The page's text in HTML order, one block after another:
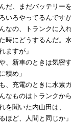
んだ、まだバッテリー
ろいろやってるんで
んなの、トランクに
時にどうするんだ。
ますが」
や、新車のときは気
積め」
も、充電のときに水素
んなものはトランクか
を聞いた内山田は、
るほど、人間と同じか